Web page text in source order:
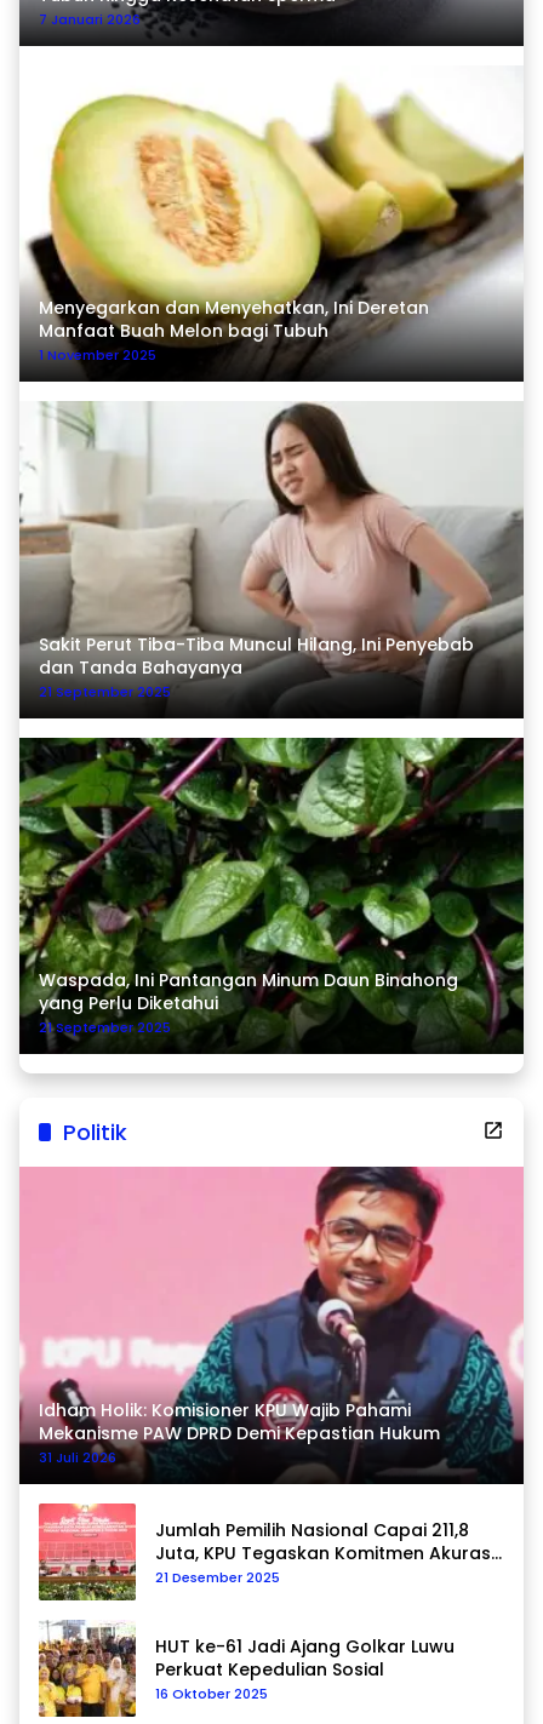
7 Januari 2026
Menyegarkan dan Menyehatkan, Ini Deretan
Manfaat Buah Melon bagi Tubuh
1 November 2025
Sakit Perut Tiba-Tiba Muncul Hilang, Ini Penyebab
dan Tanda Bahayanya
21 September 2025
Waspada, Ini Pantangan Minum Daun Binahong
yang Perlu Diketahui
21 September 2025
Politik
Idham Holik: Komisioner KPU Wajib Pahami
Mekanisme PAW DPRD Demi Kepastian Hukum
31 Juli 2026
Jumlah Pemilih Nasional Capai 211,8
Juta, KPU Tegaskan Komitmen Akurasi
Data Berkelanjutan
21 Desember 2025
HUT ke-61 Jadi Ajang Golkar Luwu
Perkuat Kepedulian Sosial
16 Oktober 2025